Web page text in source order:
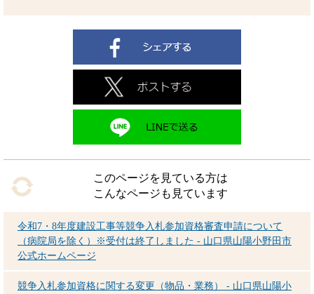
このページを見ている方は
こんなページも見ています
令和7・8年度建設工事等競争入札参加資格審査申請について
（病院局を除く）※受付は終了しました - 山口県山陽小野田市
公式ホームページ
競争入札参加資格に関する変更（物品・業務） - 山口県山陽小